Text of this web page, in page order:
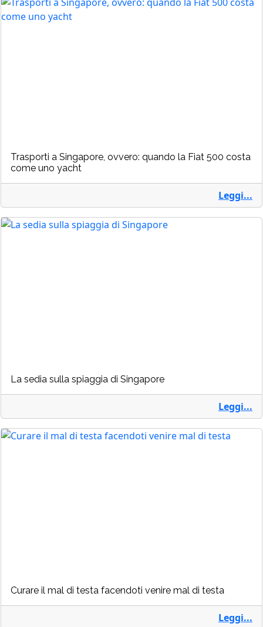
Trasporti a Singapore, ovvero: quando la Fiat 500 costa
come uno yacht
Leggi...
La sedia sulla spiaggia di Singapore
Leggi...
Curare il mal di testa facendoti venire mal di testa
Leggi...